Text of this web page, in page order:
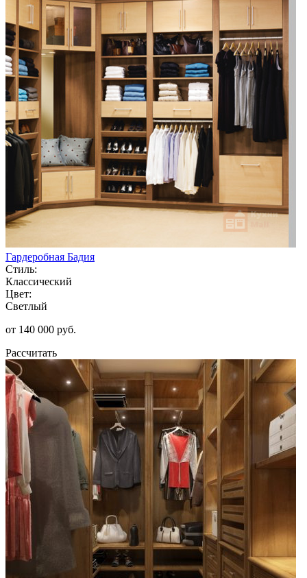
Гардеробная Бадия
Стиль:
Классический
Цвет:
Светлый
от 140 000 руб.
Рассчитать